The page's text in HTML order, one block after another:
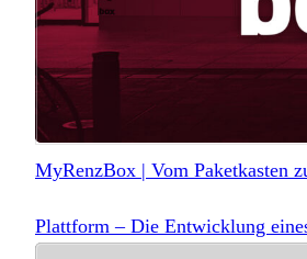
MyRenzBox | Vom Paketkasten
Plattform – Die Entwicklung